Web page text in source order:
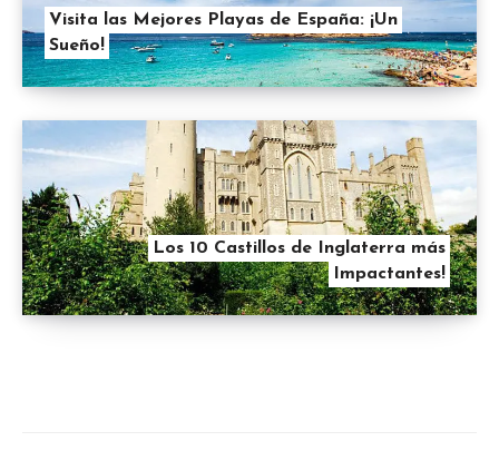
Visita las Mejores Playas de España: ¡Un
Sueño!
Los 10 Castillos de Inglaterra más
Impactantes!